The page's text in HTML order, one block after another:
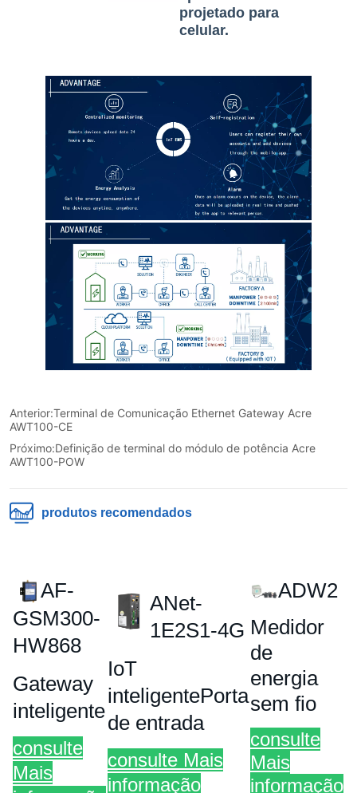
Anterior:Terminal de Comunicação Ethernet Gateway Acre
AWT100-CE
Próximo:Definição de terminal do módulo de potência Acre
AWT100-POW
produtos recomendados